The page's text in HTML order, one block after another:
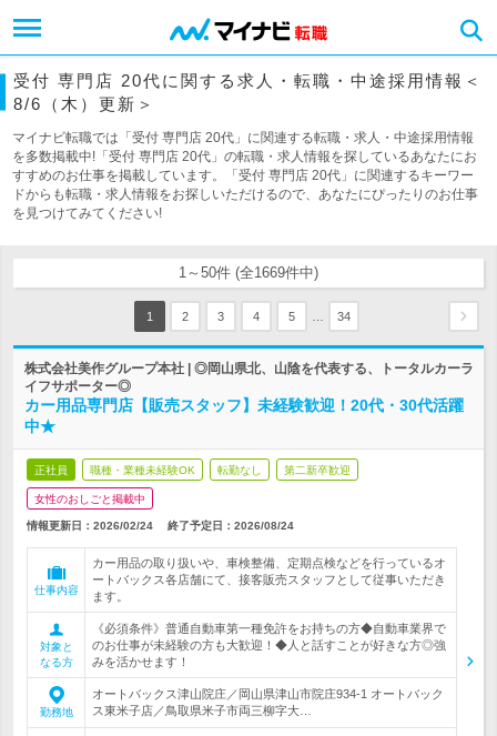
受付 専門店 20代に関する求人・転職・中途採用情報＜
8/6（木）更新＞
マイナビ転職では「受付 専門店 20代」に関連する転職・求人・中途採用情報
を多数掲載中!「受付 専門店 20代」の転職・求人情報を探しているあなたにお
すすめのお仕事を掲載しています。「受付 専門店 20代」に関連するキーワー
ドからも転職・求人情報をお探しいただけるので、あなたにぴったりのお仕事
を見つけてみてください!
1～50件 (全1669件中)
1 2 3 4 5 34
株式会社美作グループ本社 | ◎岡山県北、山陰を代表する、トータルカーラ
イフサポーター◎
カー用品専門店【販売スタッフ】未経験歓迎！20代・30代活躍
中★
正社員 職種・業種未経験OK 転勤なし 第二新卒歓迎
女性のおしごと掲載中
情報更新日：2026/02/24 終了予定日： 2026/08/24
仕事内容
カー用品の取り扱いや、車検整備、定期点検などを行っているオ
ートバックス各店舗にて、接客販売スタッフとして従事いただき
ます。
対象と
なる方
《必須条件》普通自動車第一種免許をお持ちの方◆自動車業界で
のお仕事が未経験の方も大歓迎！◆人と話すことが好きな方◎強
みを活かせます！
勤務地
オートバックス津山院庄／岡山県津山市院庄934‐1 オートバック
ス東米子店／鳥取県米子市両三柳字大…